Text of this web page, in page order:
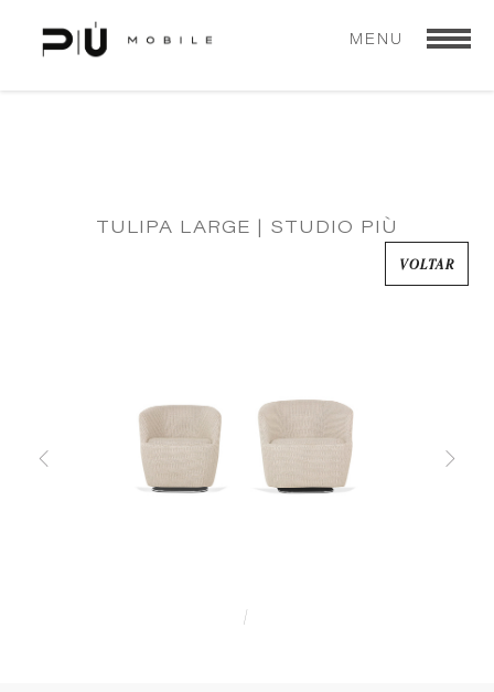
MENU
TULIPA LARGE | STUDIO PIÙ
VOLTAR
|